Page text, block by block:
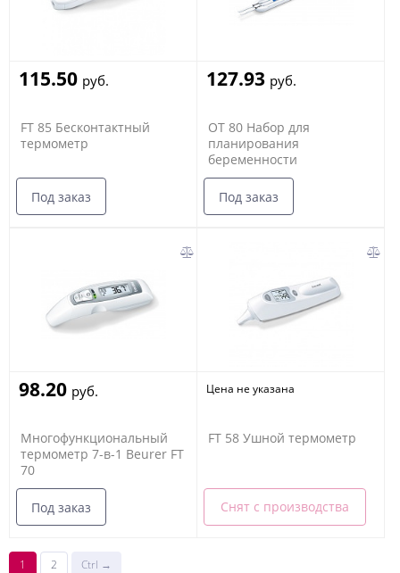
115.50 руб.
FT 85 Бесконтактный
термометр
Под заказ
127.93 руб.
OT 80 Набор для
планирования
беременности
Под заказ
98.20 руб.
Многофункциональный
термометр 7-в-1 Beurer FT
70
Под заказ
Цена не указана
FT 58 Ушной термометр
Снят с производства
1 2 Ctrl →